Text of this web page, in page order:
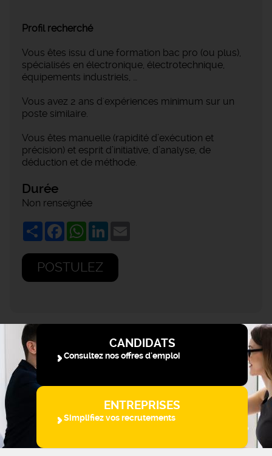
Profil recherché
Vous êtes issu d'une formation bac pro (ou plus),
spécialisés en électronique, électrotechnique,
équipements industriels, …
Vous avez 2 ans d'expériences minimum sur un
poste similaire.
Vous êtes manuelle (rapidité d’exécution et
précision) et esprit d’initiative, d’analyse, de
déduction et de méthode.
Durée
Non renseignée
ShareFacebookWhatsApp
LinkedIn
POSTULEZ
CANDIDATS
Consultez nos offres d'emploi
ENTREPRISES
Simplifiez vos recrutements